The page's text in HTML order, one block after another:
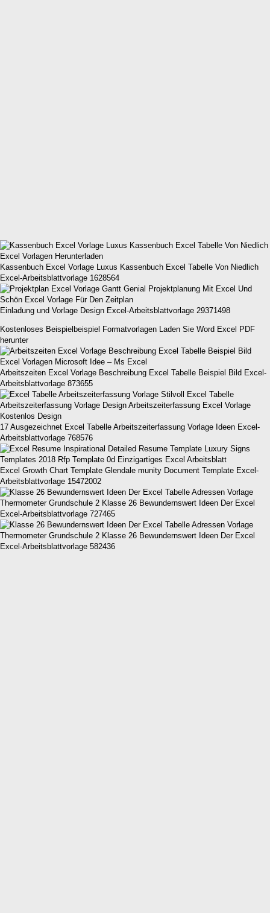
Kassenbuch Excel Vorlage Luxus Kassenbuch Excel Tabelle Von Niedlich
Excel-Arbeitsblattvorlage 1628564
Einladung und Vorlage Design Excel-Arbeitsblattvorlage 29371498
Kostenloses Beispielbeispiel Formatvorlagen Laden Sie Word Excel PDF
herunter
Arbeitszeiten Excel Vorlage Beschreibung Excel Tabelle Beispiel Bild Excel-
Arbeitsblattvorlage 873655
17 Ausgezeichnet Excel Tabelle Arbeitszeiterfassung Vorlage Ideen Excel-
Arbeitsblattvorlage 768576
Excel Growth Chart Template Glendale munity Document Template Excel-
Arbeitsblattvorlage 15472002
Thermometer Grundschule 2 Klasse 26 Bewundernswert Ideen Der Excel
Excel-Arbeitsblattvorlage 727465
Thermometer Grundschule 2 Klasse 26 Bewundernswert Ideen Der Excel
Excel-Arbeitsblattvorlage 582436